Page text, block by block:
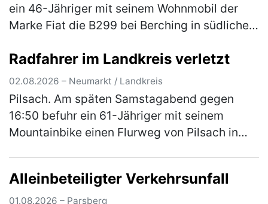
ein 46-Jähriger mit seinem Wohnmobil der
Marke Fiat die B299 bei Berching in südliche
ordnete er sich versehentlich an d…(mehr)
Radfahrer im Landkreis verletzt
02.08.2026 – Neumarkt / Landkreis
Pilsach. Am späten Samstagabend gegen
16:50 befuhr ein 61-Jähriger mit seinem
Mountainbike einen Flurweg von Pilsach in
(mehr)
Alleinbeteiligter Verkehrsunfall
01.08.2026 – Parsberg